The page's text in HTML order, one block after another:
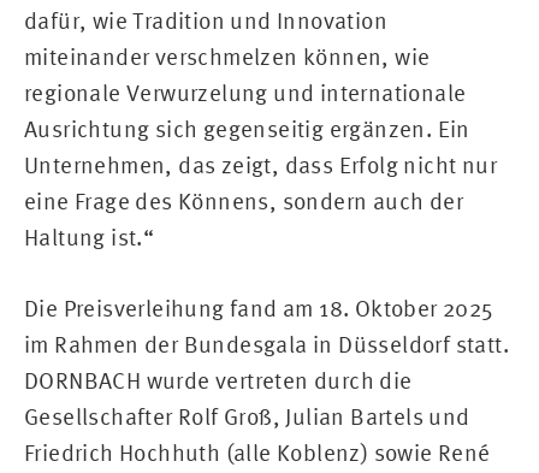
dafür, wie Tradition und Innovation
miteinander verschmelzen können, wie
regionale Verwurzelung und internationale
Ausrichtung sich gegenseitig ergänzen. Ein
Unternehmen, das zeigt, dass Erfolg nicht nur
eine Frage des Könnens, sondern auch der
Haltung ist.“
Die Preisverleihung fand am 18. Oktober 2025
im Rahmen der Bundesgala in Düsseldorf statt.
DORNBACH wurde vertreten durch die
Gesellschafter Rolf Groß, Julian Bartels und
Friedrich Hochhuth (alle Koblenz) sowie René